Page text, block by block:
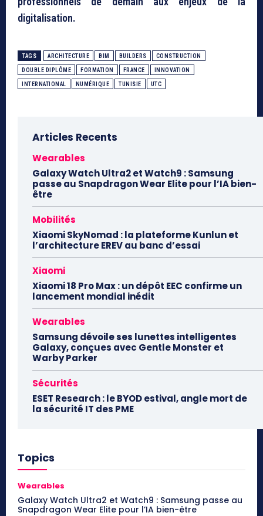
digitalisation.
TAGS ARCHITECTURE BIM BUILDERS CONSTRUCTION
DOUBLE DIPLÔME FORMATION FRANCE INNOVATION
INTERNATIONAL NUMÉRIQUE TUNISIE UTC
Articles Recents
Wearables
Galaxy Watch Ultra2 et Watch9 : Samsung
passe au Snapdragon Wear Elite pour l’IA bien-
être
Mobilités
Xiaomi SkyNomad : la plateforme Kunlun et
l’architecture EREV au banc d’essai
Xiaomi
Xiaomi 18 Pro Max : un dépôt EEC confirme un
lancement mondial inédit
Wearables
Samsung dévoile ses lunettes intelligentes
Galaxy, conçues avec Gentle Monster et
Warby Parker
Sécurités
ESET Research : le BYOD estival, angle mort de
la sécurité IT des PME
Topics
Wearables
Galaxy Watch Ultra2 et Watch9 : Samsung passe au
Snapdragon Wear Elite pour l’IA bien-être